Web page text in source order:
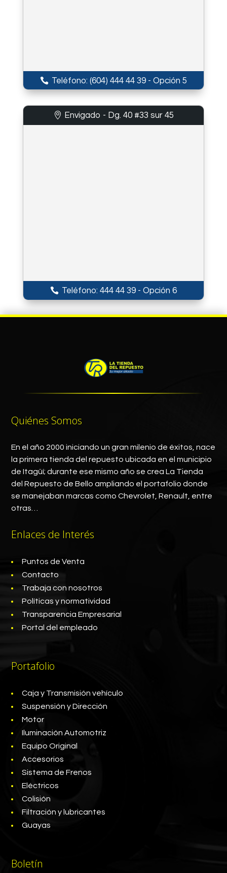
Teléfono: (604) 444 44 39 - Opción 5
Envigado - Dg. 40 #33 sur 45
Teléfono: 444 44 39 - Opción 6
Quiénes Somos
En el año 2000 iniciando un gran milenio de éxitos, nace
la primera tienda del repuesto ubicada en el municipio
de Itagüí; durante ese mismo año se crea La Tienda
del Repuesto de Bello ampliando el portafolio donde
se manejaban marcas como Chevrolet, Renault, entre
otras…
Enlaces de Interés
Puntos de Venta
Contacto
Trabaja con nosotros
Políticas y normatividad
Transparencia Empresarial
Portal del empleado
Portafolio
Caja y Transmisión vehículo
Suspensión y Dirección
Motor
Iluminación Automotriz
Equipo Original
Accesorios
Sistema de Frenos
Eléctricos
Colisión
Filtración y lubricantes
Guayas
Boletín